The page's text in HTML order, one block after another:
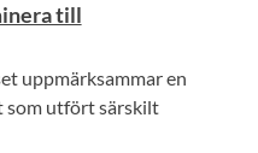
till
uppmärksammar en
utfört särskilt